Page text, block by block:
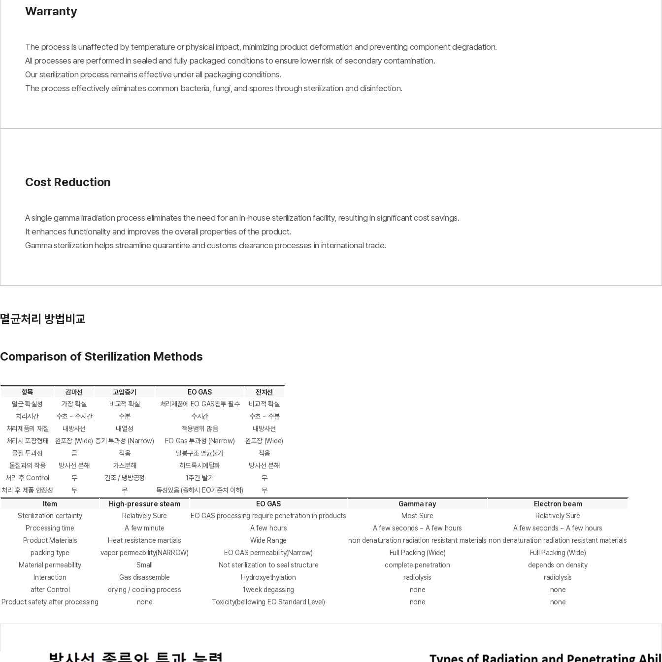
Warranty
The process is unaffected by temperature or physical impact, minimizing product deformation and preventing component degradation.
All processes are performed in sealed and fully packaged conditions to ensure lower risk of secondary contamination.
Our sterilization process remains effective under all packaging conditions.
The process effectively eliminates common bacteria, fungi, and spores through sterilization and disinfection.
Cost Reduction
A single gamma irradiation process eliminates the need for an in-house sterilization facility, resulting in significant cost savings.
It enhances functionality and improves the overall properties of the product.
Gamma sterilization helps streamline quarantine and customs clearance processes in international trade.
멸균처리 방법비교
Comparison of Sterilization Methods
항목 감마선 고압증기 EO GAS
전자선
멸균 확실성
가장 확실 비교적 확실 처리제품에 EO GAS침투 필수
비교적 확실
처리시간
수초 ~ 수시간 수분 수시간
수초 ~ 수분
처리제품의 재질
내방사선 내열성 적용범위 많음
내방사선
처리시 포장형태
완포장 (Wide) 증기 투과성 (Narrow) EO Gas 투과성 (Narrow)
완포장 (Wide)
물질 투과성
큼 적음 밀봉구조 멸균불가
적음
물질과의 작용
방사선 분해 가스분해 히드록시에틸화
방사선 분해
처리 후 Control
무 건조 / 냉방공정 1주간 탈기
무
처리 후 제품 안정성
무 무 독성있음 (출하시 EO기준치 이하)
무
Item
High-pressure steam EO GAS Gamma ray
Electron beam
Sterilization certainty
Relatively Sure EO GAS processing require penetration in products Most Sure
Relatively Sure
Processing time
A few minute A few hours A few seconds ~ A few hours
A few seconds ~ A few hours
Product Materials
Heat resistance martials Wide Range non denaturation radiation resistant materials non denaturation radiation resistant materials
packing type
vapor permeability(NARROW) EO GAS permeability(Narrow) Full Packing (Wide)
Full Packing (Wide)
Material permeability
Small Not sterilization to seal structure complete penetration
depends on density
Interaction
Gas disassemble Hydroxyethylation radiolysis
radiolysis
after Control
drying / cooling process 1week degassing none
none
Product safety after processing
none Toxicity(bellowing EO Standard Level) none none